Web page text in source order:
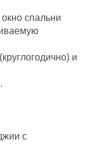
спальни
и
с